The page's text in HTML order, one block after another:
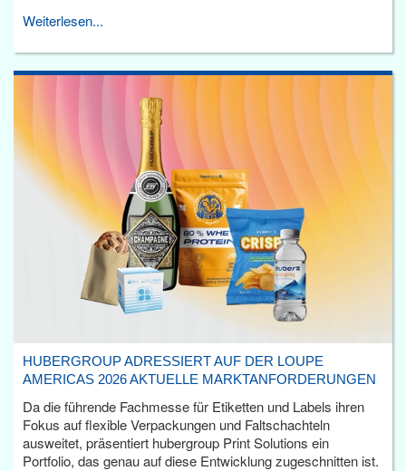
Weiterlesen...
HUBERGROUP ADRESSIERT AUF DER LOUPE
AMERICAS 2026 AKTUELLE MARKTANFORDERUNGEN
Da die führende Fachmesse für Etiketten und Labels ihren
Fokus auf flexible Verpackungen und Faltschachteln
ausweitet, präsentiert hubergroup Print Solutions ein
Portfolio, das genau auf diese Entwicklung zugeschnitten ist.